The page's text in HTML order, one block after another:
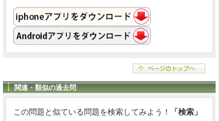
関連・類似の過去問
この問題と似ている問題を検索してみよう！
「検索」